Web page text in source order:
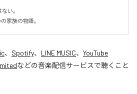
い。
家族の物語。
、 Spotify、 LINE MUSIC、 YouTube
などの音楽配信サービスで聴くこと